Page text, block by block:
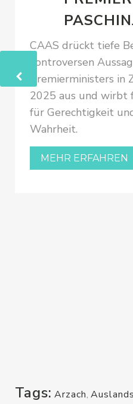
CAAS drückt tiefe
kontroversen
Premierministers in
2025 aus und
für Gerechtigkeit
Wahrheit.
MEHR ERFAHREN
Tags: Arzach,